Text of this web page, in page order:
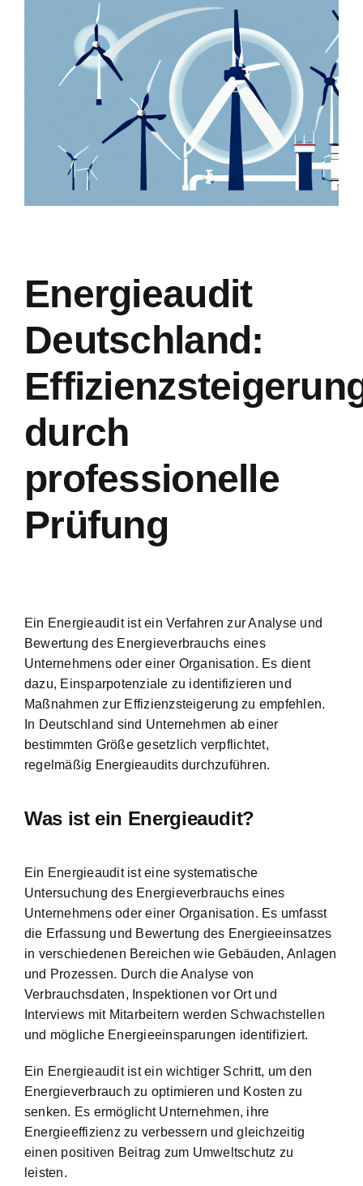
Energieaudit
Deutschland:
durch
professionelle
Prüfung
Ein Energieaudit ist ein Verfahren zurAnalyse und
Bewertung des Energieverbrauchs eines
Unternehmens oder einer Organisation. Es dient
dazu, Einsparpotenziale zu identifizieren und
Maßnahmen zur Effizienzsteigerung zu empfehlen.
In Deutschland sind Unternehmen ab einer
bestimmten Größe gesetzlich verpflichtet,
regelmäßig Energieaudits durchzuführen.
Was ist ein Energieaudit?
Ein Energieaudit ist eine systematische
Untersuchung des Energieverbrauchs eines
Unternehmens oder einer Organisation. Es umfasst
die Erfassung und Bewertung des Energieeinsatzes
in verschiedenen Bereichen wie Gebäuden, Anlagen
und Prozessen. Durch die Analyse von
Verbrauchsdaten, Inspektionen vor Ort und
Interviews mit Mitarbeitern werden Schwachstellen
und mögliche Energieeinsparungen identifiziert.
Ein Energieaudit ist ein wichtiger Schritt, um den
Energieverbrauch zu optimieren und Kosten zu
senken. Es ermöglicht Unternehmen, ihre
Energieeffizienz zu verbessern und gleichzeitig
einen positiven Beitrag zum Umweltschutz zu
leisten.